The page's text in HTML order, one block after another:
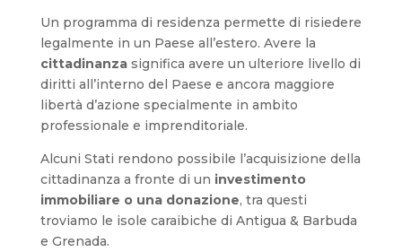
Un programma di residenza permette di risiedere
legalmente in un Paese all’estero. Avere la
cittadinanzasignifica avere un ulteriore livello di
diritti all’interno del Paese e ancora maggiore
libertà d’azione specialmente in ambito
professionale e imprenditoriale.
Alcuni Stati rendono possibile l’acquisizione della
cittadinanza a fronte di un investimento
immobiliare o una donazione, tra questi
troviamo le isole caraibiche di Antigua & Barbuda
e Grenada.